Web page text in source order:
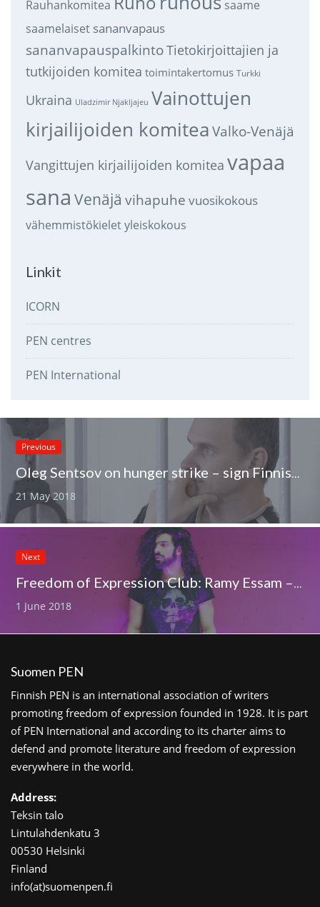
Rauhankomitea saame
saamelaiset sananvapaus
sananvapauspalkintoTietokirjoittajien ja
tutkijoiden komitea toimintakertomus Turkki
Ukraina Uladzimir Njakljajeu Vainottujen
kirjailijoiden komitea Valko-Venäjä
Vangittujen kirjailijoiden komitea vapaa
sana Venäjä vihapuhe vuosikokous
vähemmistökieletyleiskokous
Linkit
ICORN
PEN centres
PEN International
Previous
Oleg Sentsov on hunger strike – sign Finnish PEN’s online appeal NOW
21 May 2018
Next
Freedom of Expression Club: Ramy Essam – Freedom to Sing 9.6.2018
1 June 2018
Suomen PEN
Finnish PEN is an international association of writers
promoting freedom of expression founded in 1928. It is part
of PEN International and according to its charter aims to
defend and promote literature and freedom of expression
everywhere in the world.
Address:
Teksin talo
Lintulahdenkatu 3
00530 Helsinki
Finland
info(at)suomenpen.fi